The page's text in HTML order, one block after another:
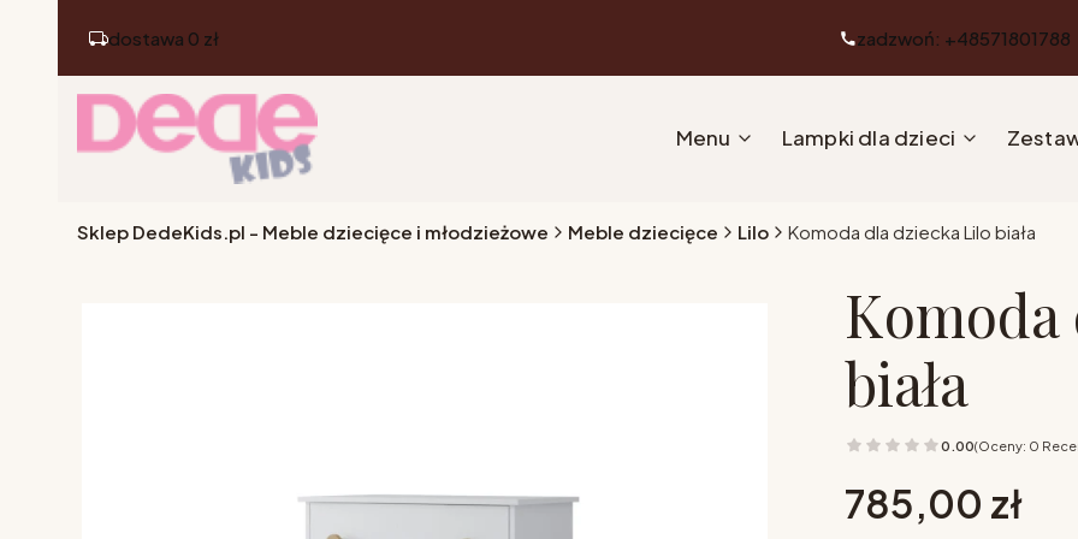
dostawa 0 zł zadzwoń: +48571801788
Menu Lampki dla dzieci
Sklep DedeKids.pl - Meble dziecięce i młodzieżowe Meble dziecięce Lilo Komoda dla dziecka Lilo biała
biała
0.00(Oceny: 0
Cena
785,00 zł